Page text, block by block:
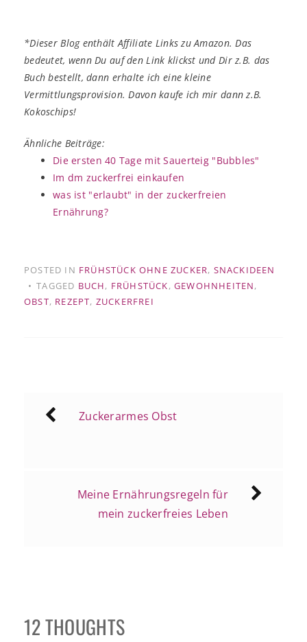
*Dieser Blog enthält Affiliate Links zu Amazon. Das
bedeutet, wenn Du auf den Link klickst und Dir z.B. das
Buch bestellt, dann erhalte ich eine kleine
Vermittlungsprovision. Davon kaufe ich mir dann z.B.
Kokoschips!
Ähnliche Beiträge:
Die ersten 40 Tage mit Sauerteig "Bubbles"
Im dm zuckerfrei einkaufen
was ist "erlaubt" in der zuckerfreien
Ernährung?
POSTED IN FRÜHSTÜCK OHNE ZUCKER, SNACKIDEEN
TAGGED BUCH, FRÜHSTÜCK,GEWOHNHEITEN,
OBST, REZEPT, ZUCKERFREI
Beitragsnavigation
Zuckerarmes Obst
Meine Ernährungsregeln für
mein zuckerfreies Leben
12 THOUGHTS